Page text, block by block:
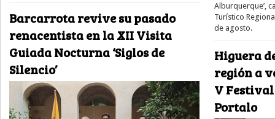
Barcarrota revive su pasado
renacentista en la XII Visita
Guiada Nocturna ‘Siglos de
Silencio’
Alburquerque’,
Turístico
de agosto.
Higuera
región a
V
Portalo